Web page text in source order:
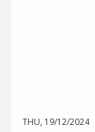
THU, 19/12/2024